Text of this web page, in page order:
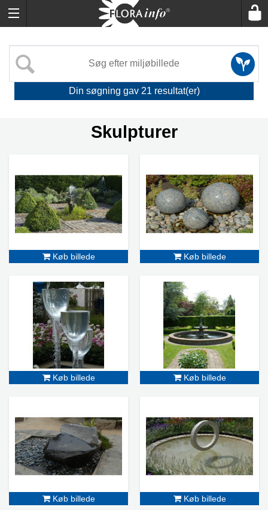
Din søgning gav 21 resultat(er)
Skulpturer
Køb billede Køb billede
Køb billede Køb billede
Køb billede Køb billede